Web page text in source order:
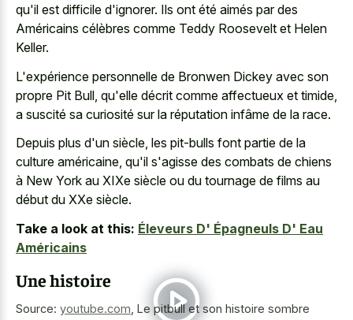
qu'il est difficile d'ignorer. Ils ont été aimés par des
Américains célèbres comme Teddy Roosevelt et Helen
Keller.
L'expérience personnelle de Bronwen Dickey avec son
propre Pit Bull, qu'elle décrit comme affectueux et timide,
a suscité sa curiosité sur la réputation infâme de la race.
Depuis plus d'un siècle, les pit-bulls font partie de la
culture américaine, qu'il s'agisse des combats de chiens
à New York au XIXe siècle ou du tournage de films au
début du XXe siècle.
Take a look at this: Éleveurs D' Épagneuls D' Eau
Américains
Une histoire
Source: youtube.com Le pitbull et son histoire sombre